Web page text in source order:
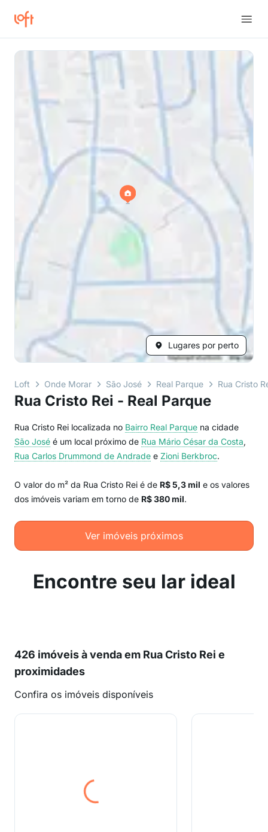
Lugares por perto
Loft Onde Morar São José Real Parque Rua Cristo
Rua Cristo Rei - Real Parque
Rua Cristo Rei localizada no Bairro Real Parque na cidade
São José é um local próximo de Rua Mário César da Costa,
Rua Carlos Drummond de Andrade e Zioni Berkbroc.
O valor do m² da Rua Cristo Rei é de R$ 5,3 mil e os valores
dos imóveis variam em torno de R$ 380 mil.
Ver imóveis próximos
Encontre seu lar ideal
426 imóveis à venda em Rua Cristo Rei e
proximidades
Confira os imóveis disponíveis